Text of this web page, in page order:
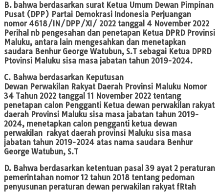
B. bahwa berdasarkan surat Ketua Umum Dewan Pimpinan
Pusat (DPP) Partai Demokrasi Indonesia Perjuangan
nomor 4618/IN/DPP/XI/ 2022 tanggal 4 November 2022
Perihal nb pengesahan dan penetapan Ketua DPRD Provinsi
Maluku, antara lain mengesahkan dan menetapkan
saudara Benhur George Watubun, S.T sebagai Ketua DPRD
Ptovinsi Maluku sisa masa jabatan tahun 2019-2024.
C. Bahwa berdasarkan Keputusan
Dewan Perwakilan Rakyat Daerah Provinsi Maluku Nomor
34 Tahun 2022 tanggal 11 November 2022 tentang
penetapan calon Pengganti Ketua dewan perwakilan rakyat
daerah Provinsi Maluku sisa masa jabatan tahun 2019-
2024, menetapkan calon pengganti ketua dewan
perwakilan rakyat daerah provinsi Maluku sisa masa
jabatan tahun 2019-2024 atas nama saudara Benhur
George Watubun, S.T
D. Bahwa berdasarkan ketentuan pasal 39 ayat 2 peraturan
pemerintahan nomor 12 tahun 2018 tentang pedoman
penyusunan peraturan dewan perwakilan rakyat fRtah